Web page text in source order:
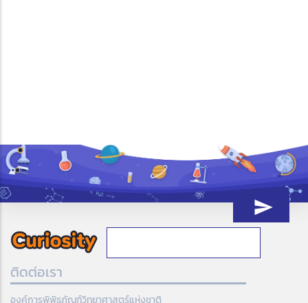
ติดต่อเรา
องค์การพิพิธภัณฑ์วิทยาศาสตร์แห่งชาติ